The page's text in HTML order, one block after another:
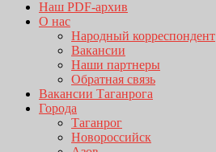
Наш PDF-архив
О нас
Народный корреспондент
Вакансии
Наши партнеры
Обратная связь
Вакансии Таганрога
Города
Таганрог
Новороссийск